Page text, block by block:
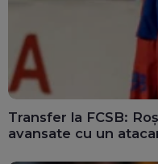
Transfer la FCSB:
avansate cu un